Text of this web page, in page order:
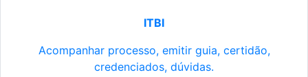
ITBI
Acompanhar processo, emitir guia, certidão,
credenciados, dúvidas.